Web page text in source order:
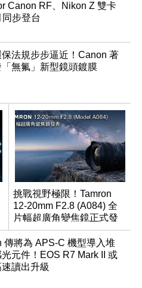
Canon RF、Nikon Z 雙卡
同步登台
保法規步步逼近！Canon 著
無氟」新型鏡頭鍍膜
挑戰視野極限！Tamron
12-20mm F2.8 (A084) 全
片幅超廣角變焦鏡正式發
表
傳將為 APS-C 機型導入堆
元件！EOS R7 Mark II 或
讀出升級